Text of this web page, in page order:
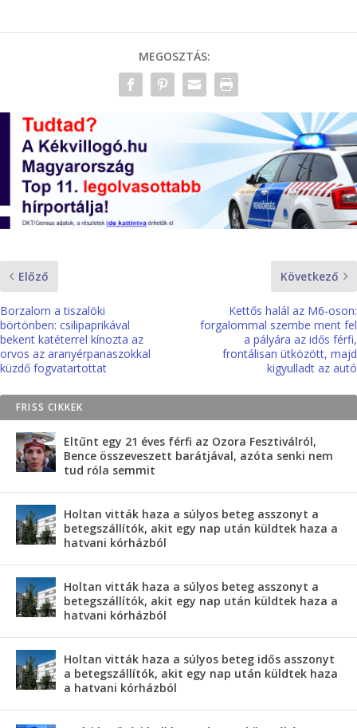
MEGOSZTÁS:
Előző
Borzalom a tiszalöki
börtönben: csilipaprikával
bekent katéterrel kínozta az
orvos az aranyérpanaszokkal
küzdő fogvatartottat
Következő
Kettős halál az M6-oson:
forgalommal szembe ment fel
a pályára az idős férfi,
frontálisan ütközött, majd
kigyulladt az autó
FRISS CIKKEK
Eltűnt egy 21 éves férfi az Ozora Fesztiválról,
Bence összeveszett barátjával, azóta senki nem
tud róla semmit
Holtan vitták haza a súlyos beteg asszonyt a
betegszállítók, akit egy nap után küldtek haza a
hatvani kórházból
Holtan vitták haza a súlyos beteg asszonyt a
betegszállítók, akit egy nap után küldtek haza a
hatvani kórházból
Holtan vitták haza a súlyos beteg idős asszonyt
a betegszállítók, akit egy nap után küldtek haza
a hatvani kórházból